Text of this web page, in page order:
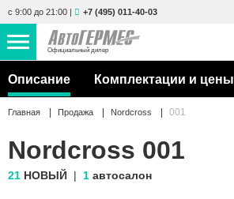
с 9:00 до 21:00 | +7 (495) 011-40-03
Официальный дилер
НОВЫЕ АВТОМОБИЛИ 4771 авто
С ПРОБЕГОМ 863 авто
СЕРВИС
Главная Продажа Nordcross 001
Nordcross 001
21 НОВЫЙ 1 автосалон
Описание Комплектации и цены